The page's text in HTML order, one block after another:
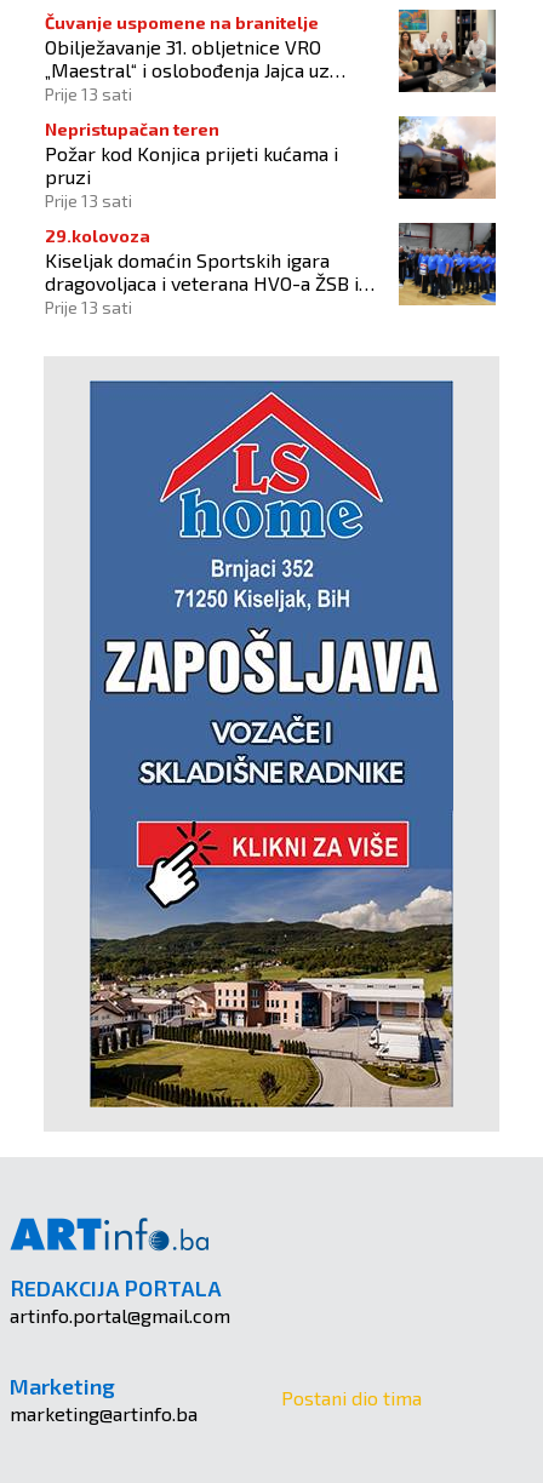
Čuvanje uspomene na branitelje
Obilježavanje 31. obljetnice VRO
„Maestral“ i oslobođenja Jajca uz
pokroviteljstvo HNS-a BiH
Prije 13 sati
Nepristupačan teren
Požar kod Konjica prijeti kućama i
pruzi
Prije 13 sati
29.kolovoza
Kiseljak domaćin Sportskih igara
dragovoljaca i veterana HVO-a ŽSB i
Dana branitelja
Prije 13 sati
REDAKCIJA PORTALA
artinfo.portal@gmail.com
Marketing
marketing@artinfo.ba
Postani dio tima